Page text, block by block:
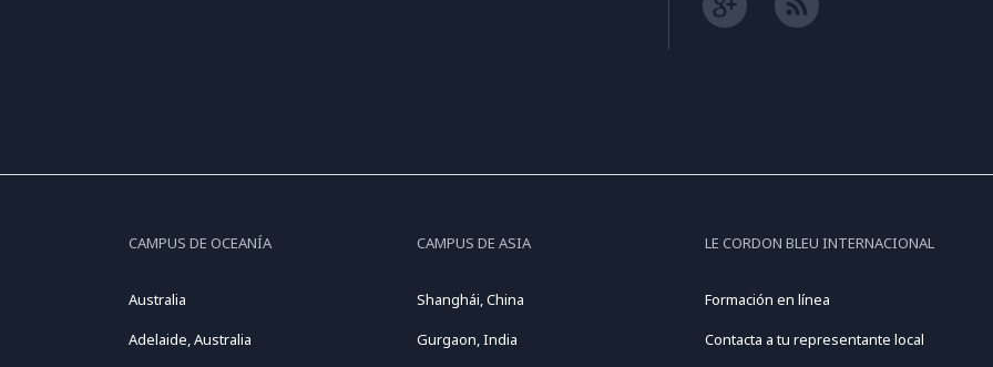
CAMPUS DE OCEANÍA
Australia
Adelaide, Australia
CAMPUS DE ASIA
Shanghái, China
Gurgaon, India
LE CORDON BLEU INTERNACIONAL
Formación en línea
Contacta a tu representante local